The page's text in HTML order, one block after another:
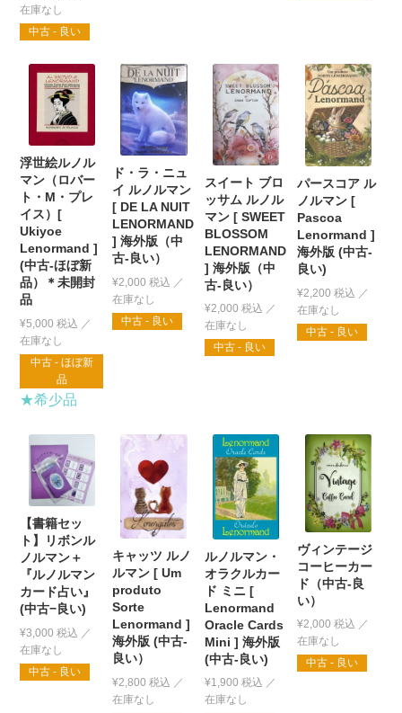
中古 - 良い
浮世絵ルノル
マン（ロバー
ト・M・プレ
イス）[
Ukiyoe
Lenormand ]
(中古-ほぼ新
品）＊未開封
品
¥5,000 税込
中古 - ほぼ新
品
★希少品
ド・ラ・ニュ
イ ルノルマン
[ DE LA NUIT
LENORMAND
] 海外版（中
古-良い）
¥2,000 税込
中古 - 良い
スイート ブロ
ッサム ルノル
マン [ SWEET
BLOSSOM
LENORMAND
] 海外版（中
古-良い）
¥2,000 税込
中古 - 良い
パースコア ル
ノルマン [
Pascoa
Lenormand ]
海外版 (中古-
良い)
¥2,200 税込
中古 - 良い
【書籍セッ
ト】リボンル
ノルマン＋
『ルノルマン
カード占い』
(中古−良い)
¥3,000 税込
中古 - 良い
キャッツ ルノ
ルマン [ Um
produto
Sorte
Lenormand ]
海外版 (中古-
良い）
¥2,800 税込
ルノルマン・
オラクルカー
ド ミニ [
Lenormand
Oracle Cards
Mini ] 海外版
(中古-良い)
¥1,900 税込
ヴィンテージ
コーヒーカー
ド（中古-良
い）
¥2,000 税込
中古 - 良い